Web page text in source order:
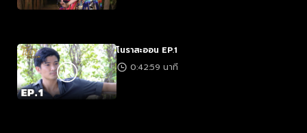
โนราสะออน EP.1
0:42:59 นาที